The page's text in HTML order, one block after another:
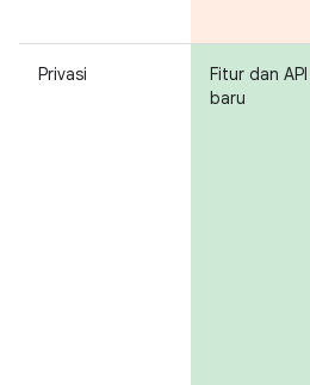
Privasi
Fitur dan API
baru